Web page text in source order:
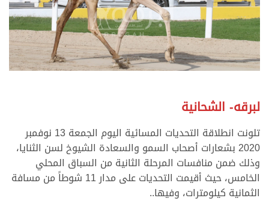
لبرقه- الشحانية
تلونت انطلاقة التحديات المسائية اليوم الجمعة 13 نوفمبر
2020 بشعارات أصحاب السمو والسعادة الشيوخ لسن الثنايا،
وذلك ضمن منافسات المرحلة الثانية من السباق المحلي
الخامس، حيث أقيمت التحديات على مدار 11 شوطاً من مسافة
الثمانية كيلومترات، وفيها..